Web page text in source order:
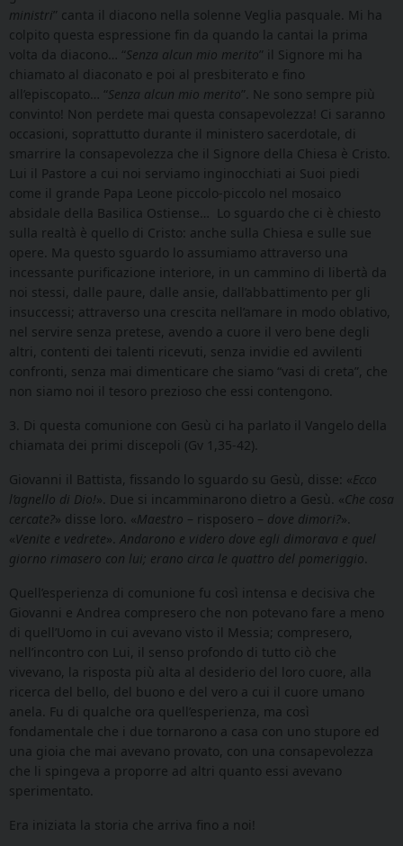
ministri” canta il diacono nella solenne Veglia pasquale. Mi ha
colpito questa espressione fin da quando la cantai la prima
volta da diacono… “Senza alcun mio merito” il Signore mi ha
chiamato al diaconato e poi al presbiterato e fino
all’episcopato… “Senza alcun mio merito”. Ne sono sempre più
convinto! Non perdete mai questa consapevolezza! Ci saranno
occasioni, soprattutto durante il ministero sacerdotale, di
smarrire la consapevolezza che il Signore della Chiesa è Cristo.
Lui il Pastore a cui noi serviamo inginocchiati ai Suoi piedi
come il grande Papa Leone piccolo-piccolo nel mosaico
absidale della Basilica Ostiense… Lo sguardo che ci è chiesto
sulla realtà è quello di Cristo: anche sulla Chiesa e sulle sue
opere. Ma questo sguardo lo assumiamo attraverso una
incessante purificazione interiore, in un cammino di libertà da
noi stessi, dalle paure, dalle ansie, dall’abbattimento per gli
insuccessi; attraverso una crescita nell’amare in modo oblativo,
nel servire senza pretese, avendo a cuore il vero bene degli
altri, contenti dei talenti ricevuti, senza invidie ed avvilenti
confronti, senza mai dimenticare che siamo “vasi di creta”, che
non siamo noi il tesoro prezioso che essi contengono.
3. Di questa comunione con Gesù ci ha parlato il Vangelo della
chiamata dei primi discepoli (Gv 1,35-42)
Giovanni il Battista, fissando lo sguardo su Gesù, disse: «Ecco
l’agnello di Dio!». Due si incamminarono dietro a Gesù. «Che cosa
cercate?» disse loro. «Maestro – risposero – dove dimori?».
«Venite e vedrete». Andarono e videro dove egli dimorava e quel
giorno rimasero con lui; erano circa le quattro del pomeriggio
Quell’esperienza di comunione fu così intensa e decisiva che
Giovanni e Andrea compresero che non potevano fare a meno
di quell’Uomo in cui avevano visto il Messia; compresero,
nell’incontro con Lui, il senso profondo di tutto ciò che
vivevano, la risposta più alta al desiderio del loro cuore, alla
ricerca del bello, del buono e del vero a cui il cuore umano
anela. Fu di qualche ora quell’esperienza, ma così
fondamentale che i due tornarono a casa con uno stupore ed
una gioia che mai avevano provato, con una consapevolezza
che li spingeva a proporre ad altri quanto essi avevano
sperimentato.
Era iniziata la storia che arriva fino a noi!